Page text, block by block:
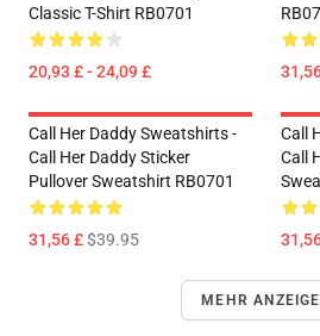
Classic T-Shirt RB0701
20,93 £ - 24,09 £
Call Her Daddy Sweatshirts -
Call Her Daddy Sticker
Pullover Sweatshirt RB0701
31,56 £$39.95
Call
Call
MEHR